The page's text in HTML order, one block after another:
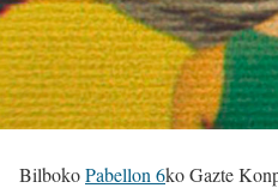
BilbokoPabellon 6ko Gazte